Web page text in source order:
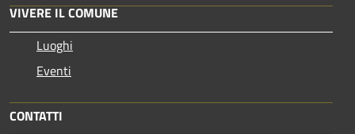
VIVERE IL COMUNE
Luoghi
Eventi
CONTATTI